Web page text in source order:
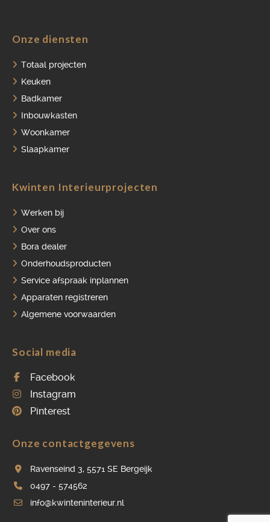
Onze diensten
Totaal projecten
Keuken
Badkamer
Inbouwkasten
Woonkamer
Slaapkamer
Kwinten Interieurprojecten
Werken bij
Over ons
Bora dealer
Onderhoudsproducten
Service afspraak inplannen
Apparaten registreren
Algemene voorwaarden
Social media
Facebook
Instagram
Pinterest
Onze contactgegevens
Ravenseind 3, 5571 SE Bergeijk
0497 - 574562
info@kwinteninterieur.nl
ONDERHOUDSPRODUCTEN